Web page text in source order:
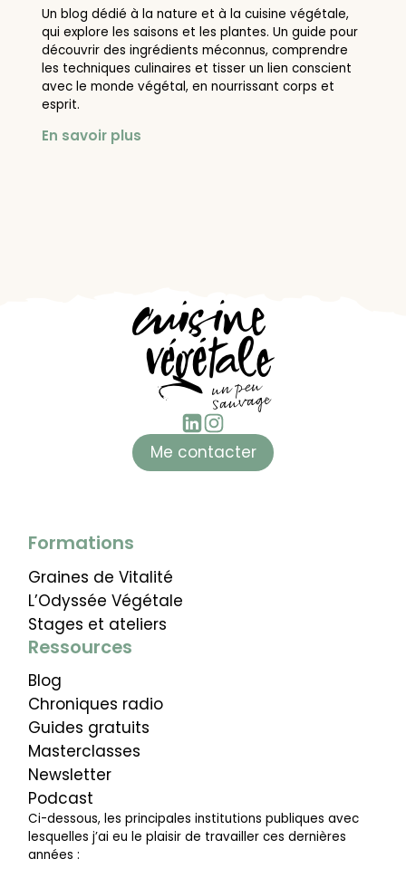
Un blog dédié à la nature et à la cuisine végétale,
qui explore les saisons et les plantes. Un guide pour
découvrir des ingrédients méconnus, comprendre
les techniques culinaires et tisser un lien conscient
avec le monde végétal, en nourrissant corps et
esprit.
En savoir plus
Me contacter
Formations
Graines de Vitalité
L’Odyssée Végétale
Stages et ateliers
Ressources
Blog
Chroniques radio
Guides gratuits
Masterclasses
Newsletter
Podcast
Ci-dessous, les principales institutions publiques avec
lesquelles j’ai eu le plaisir de travailler ces dernières
années :